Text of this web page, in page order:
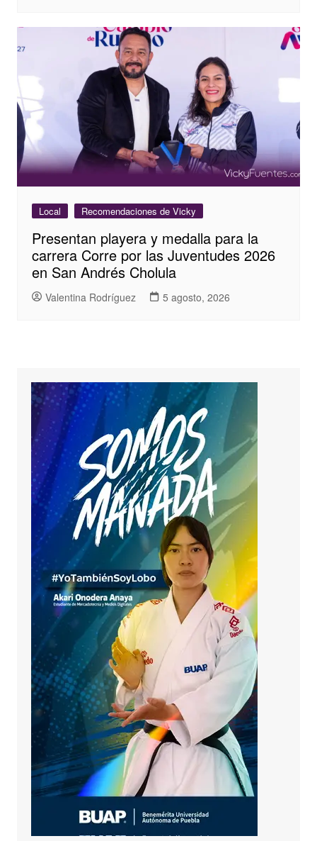
Local Recomendaciones de Vicky
Presentan playera y medalla para la
carrera Corre por las Juventudes 2026
en San Andrés Cholula
Valentina Rodríguez 5 agosto, 2026